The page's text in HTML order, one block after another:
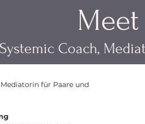
Systemic Coach,
für Paare und